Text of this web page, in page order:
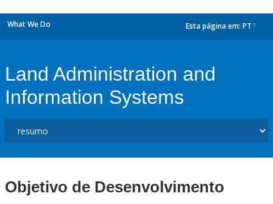
What We Do Esta página em: PT
Land Administration and
Information Systems
Objetivo de Desenvolvimento